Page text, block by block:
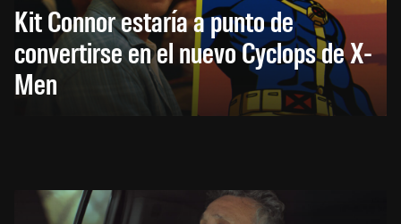
Kit Connor estaría a punto de
convertirse en el nuevo Cyclops de X-
Men